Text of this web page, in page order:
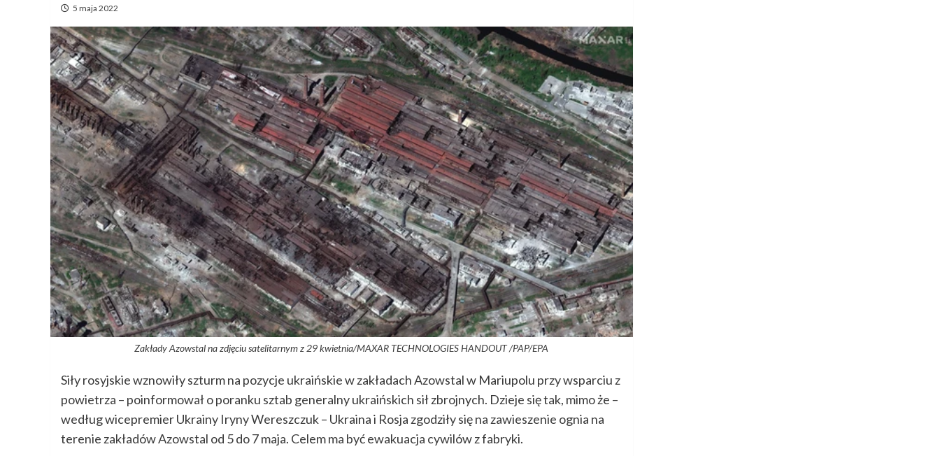
5 maja 2022
Zakłady Azowstal na zdjęciu satelitarnym z 29 kwietnia/MAXAR TECHNOLOGIES HANDOUT /PAP/EPA
Siły rosyjskie wznowiły szturm na pozycje ukraińskie w zakładach Azowstal w Mariupolu przy wsparciu z
powietrza – poinformował o poranku sztab generalny ukraińskich sił zbrojnych. Dzieje się tak, mimo że –
według wicepremier Ukrainy Iryny Wereszczuk – Ukraina i Rosja zgodziły się na zawieszenie ognia na
terenie zakładów Azowstal od 5 do 7 maja. Celem ma być ewakuacja cywilów z fabryki.